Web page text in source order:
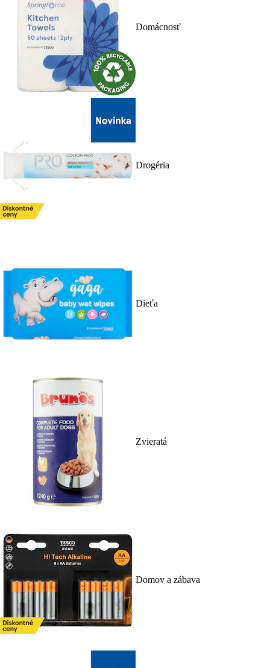
Domácnosť
Drogéria
Dieťa
Zvieratá
Domov a zábava